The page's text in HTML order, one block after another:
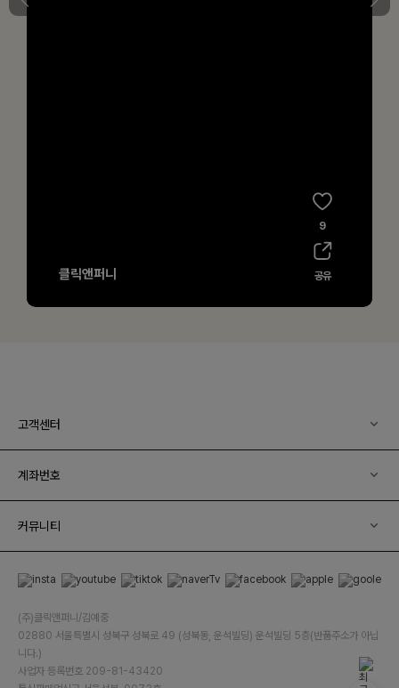
고객센터
계좌번호
커뮤니티
(주)클릭앤퍼니/김예중
02880 서울특별시 성북구 성북로 49 (성북동, 운석빌딩) 운석빌딩 5층(반품주소가 아닙
니다.)
사업자 등록번호 209-81-43420